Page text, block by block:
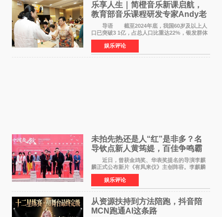
乐享人生｜简橙音乐新课启航，
教育部音乐课程研发专家Andy老
师重磅入驻领航银龄琴声
导语 截至2024年底，我国60岁及以上人
口已突破3 1亿，占总人口比重达22%，银发群体
的精神文化需求日益凸显。2024年1月，国务院办
公厅印发《关于发展银发经济增进老年人福祉的
意见》——这是
娱乐评论
未拍先热还是人“红”是非多？名
导钦点新人黄筠媞，百佳争鸣霸
气回应
近日，曾获金鸡奖、华表奖提名的导演李麒
麟正式公布新片《有凤来仪》主创阵容。李麒麟
早年凭电影《华容道》获得金鸡奖、华表奖提
名，此后长期参与国内外电影制作，其担任制片
人参与的作品亦曾
娱乐评论
从资源扶持到方法陪跑，抖音陪
MCN跑通AI这条路